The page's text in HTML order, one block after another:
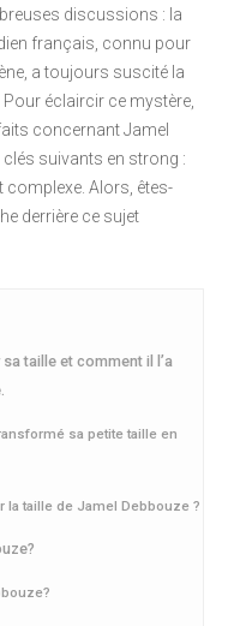
discussions : la
français, connu pour
a toujours suscité la
éclaircir ce mystère,
concernant Jamel
suivants en strong :
complexe. Alors, êtes-
derrière ce sujet
taille et comment il l’a
sa petite taille en
taille de Jamel Debbouze ?